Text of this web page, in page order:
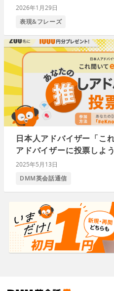
2026年1月29日
表現&フレーズ
日本人アドバイザー「こ
アドバイザーに投票しよ
2025年5月13日
DMM英会話通信